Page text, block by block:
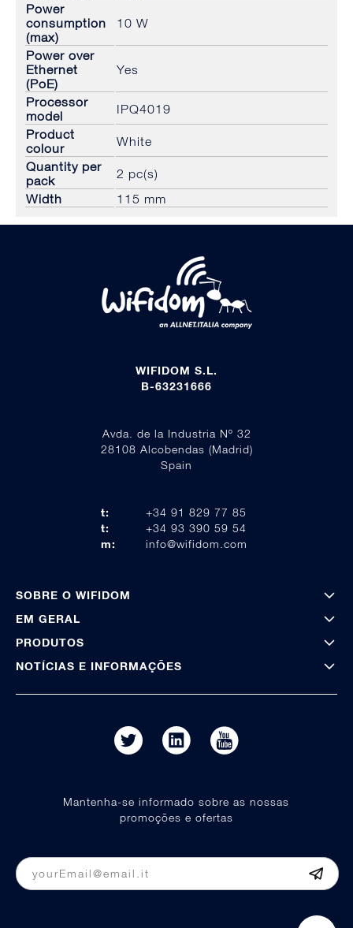
Power
consumption
(max)
10 W
Power over
Ethernet
(PoE)
Yes
Processor
model
IPQ4019
Product
colour
White
Quantity per
pack
2 pc(s)
Width
115 mm
WIFIDOM S.L.
B-63231666
Avda. de la Industria Nº 32
28108 Alcobendas (Madrid)
Spain
t:
+34 91 829 77 85
t:
+34 93 390 59 54
m:
info@wifidom.com
SOBRE O WIFIDOM
EM GERAL
PRODUTOS
NOTÍCIAS E INFORMAÇÕES
Mantenha-se informado sobre as nossas
promoções e ofertas